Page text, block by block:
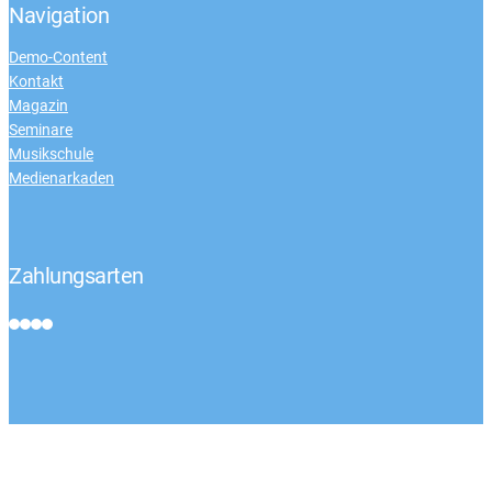
Navigation
Demo-Content
Kontakt
Magazin
Seminare
Musikschule
Medienarkaden
Zahlungsarten